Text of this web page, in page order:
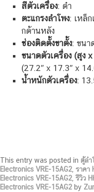
สีตัวเครื่อง: ดำ
ตะแกรงลำโพง: เหล็
กด้านหลัง
ช่องติดตั้งขาตั้ง: ขนา
ขนาดตัวเครื่อง (สูง
(27.2″ x 17.3″ x
น้ำหนักตัวเครื่อง:
This entry was posted in ตู้ล
Electronics VRE-15AG2 ราคา
Electronics VRE-15AG2 ,รีวิว
Electronics VRE-15AG2 by